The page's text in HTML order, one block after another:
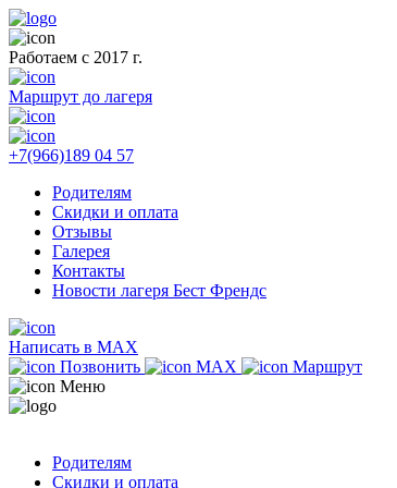
Работаем с 2017 г.
Маршрут до лагеря
+7(966)189 04 57
Родителям
Скидки и оплата
Отзывы
Галерея
Контакты
Новости лагеря Бест Френдс
Написать в MAX
Позвонить
MAX
Маршрут
Меню
Родителям
Скидки и оплата